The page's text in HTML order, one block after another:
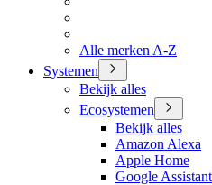
Alle merken A-Z
Systemen
Bekijk alles
Ecosystemen
Bekijk alles
Amazon Alexa
Apple Home
Google Assistant